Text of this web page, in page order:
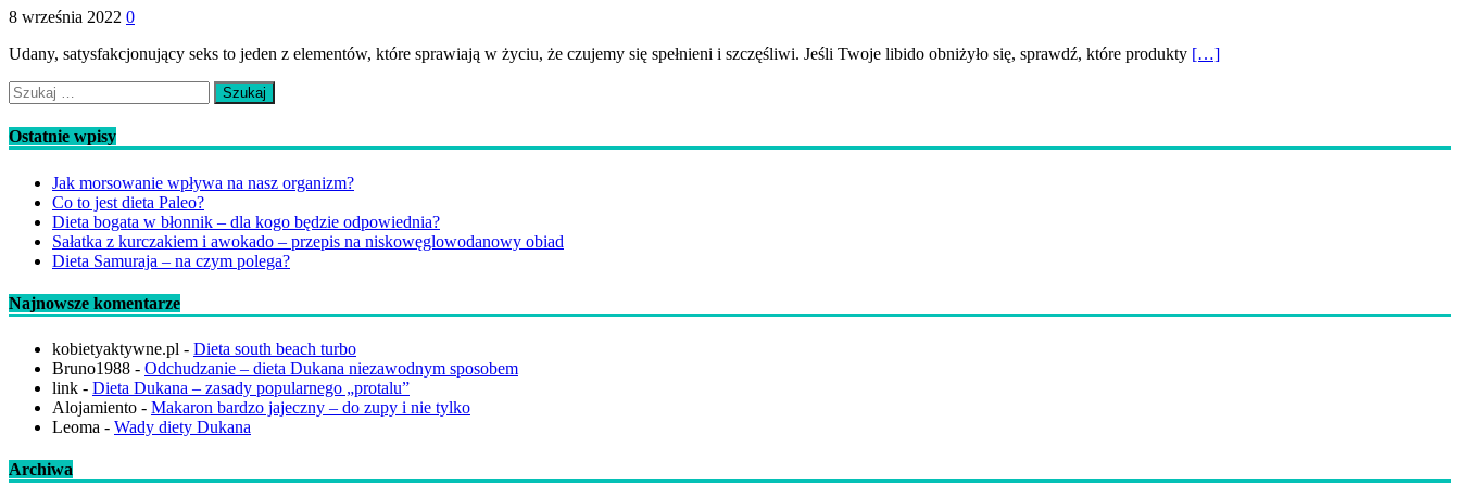
8 września 2022 0
Udany, satysfakcjonujący seks to jeden z elementów, które sprawiają w życiu, że czujemy się spełnieni i szczęśliwi. Jeśli Twoje libido obniżyło się, sprawdź, które produkty […]
Szukaj:
Ostatnie wpisy
Jak morsowanie wpływa na nasz organizm?
Co to jest dieta Paleo?
Dieta bogata w błonnik – dla kogo będzie odpowiednia?
Sałatka z kurczakiem i awokado – przepis na niskowęglowodanowy obiad
Dieta Samuraja – na czym polega?
Najnowsze komentarze
kobietyaktywne.pl - Dieta south beach turbo
Bruno1988 - Odchudzanie – dieta Dukana niezawodnym sposobem
link - Dieta Dukana – zasady popularnego „protalu”
Alojamiento - Makaron bardzo jajeczny – do zupy i nie tylko
Leoma - Wady diety Dukana
Archiwa